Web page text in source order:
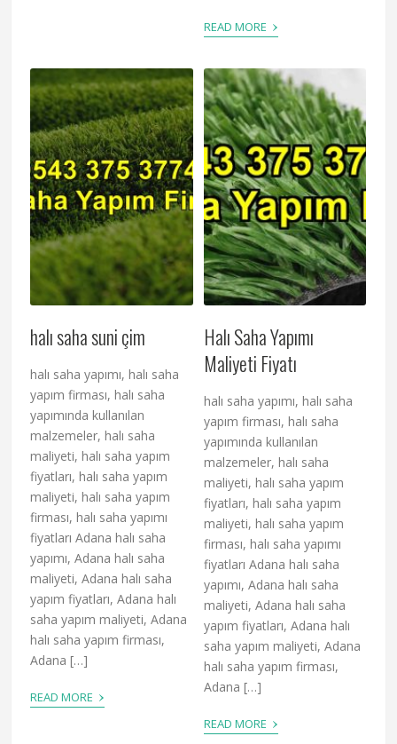
READ MORE ›
halı saha suni çim
halı saha yapımı, halı saha
yapım firması, halı saha
yapımında kullanılan
malzemeler, halı saha
maliyeti, halı saha yapım
fiyatları, halı saha yapım
maliyeti, halı saha yapım
firması, halı saha yapımı
fiyatları Adana halı saha
yapımı, Adana halı saha
maliyeti, Adana halı saha
yapım fiyatları, Adana halı
saha yapım maliyeti, Adana
halı saha yapım firması,
Adana […]
READ MORE ›
Halı Saha Yapımı
Maliyeti Fiyatı
halı saha yapımı, halı saha
yapım firması, halı saha
yapımında kullanılan
malzemeler, halı saha
maliyeti, halı saha yapım
fiyatları, halı saha yapım
maliyeti, halı saha yapım
firması, halı saha yapımı
fiyatları Adana halı saha
yapımı, Adana halı saha
maliyeti, Adana halı saha
yapım fiyatları, Adana halı
saha yapım maliyeti, Adana
halı saha yapım firması,
Adana […]
READ MORE ›